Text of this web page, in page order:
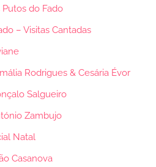
Putos do Fado
– Visitas Cantadas
Rodrigues & Cesária Évor
Salgueiro
Zambujo
Natal
Casanova